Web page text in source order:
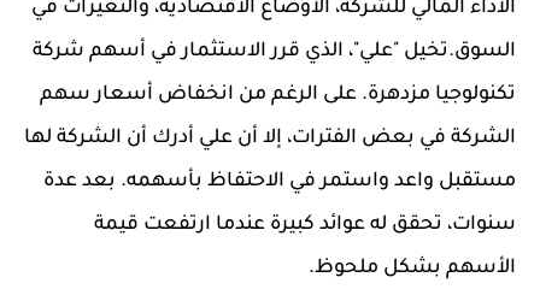
الأداء المالي للشركة، الأوضاع الاقتصادية، والتغيرات في
السوق.تخيل "علي"، الذي قرر الاستثمار في أسهم شركة
تكنولوجيا مزدهرة. على الرغم من انخفاض أسعار سهم
الشركة في بعض الفترات، إلا أن علي أدرك أن الشركة لها
مستقبل واعد واستمر في الاحتفاظ بأسهمه. بعد عدة
سنوات، تحقق له عوائد كبيرة عندما ارتفعت قيمة
الأسهم بشكل ملحوظ.